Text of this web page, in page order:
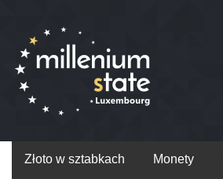
Złoto w sztabkach Monety